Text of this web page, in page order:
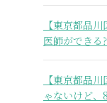
【東京都品
医師ができる
【東京都品
ゃないけど